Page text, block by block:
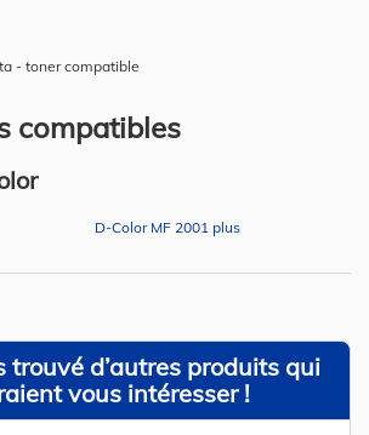
- toner compatible
compatibles
D-Color MF 2001 plus
trouvé d’autres produits qui
vous intéresser !